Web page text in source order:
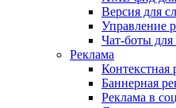
Версия для
Управление
Чат-боты для
Реклама
Контекстная
Баннерная
Реклама в